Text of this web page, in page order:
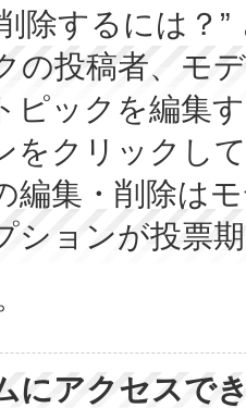
除するには？
の投稿者、モ
ピックを編集
をクリックし
編集・削除は
ションが投票
にアクセスで